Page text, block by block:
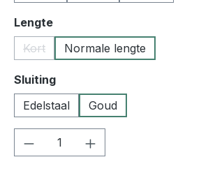
Selecteer
Lengte
Kort
(Deze optie is momenteel niet
Normale lengte
Selecteer
Sluiting
Edelstaal
Goud
Producthoeveelheid: